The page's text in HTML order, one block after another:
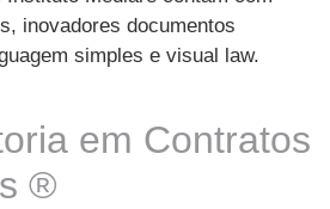
inovadores documentos
simples e visual law.
em Contratos
®